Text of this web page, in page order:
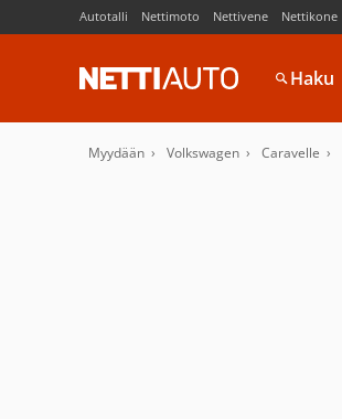
Autotalli Nettimoto Nettivene Nettikone
Haku
Myydään Volkswagen Caravelle